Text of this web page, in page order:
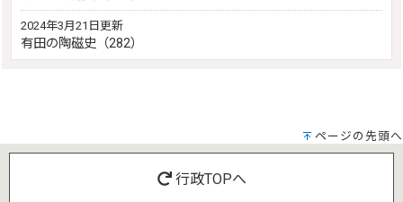
2024年3月21日更新
有田の陶磁史（282）
ページの先頭へ
行政TOPへ